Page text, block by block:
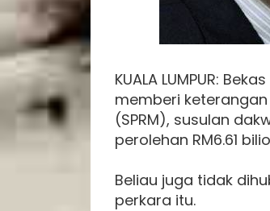
KUALA LUMPUR:
memberi
(SPRM), susulan
perolehan RM6.61
Beliau juga tidak
perkara itu.